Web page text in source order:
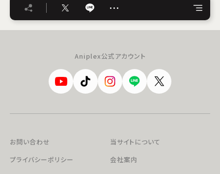
…
Aniplex公式アカウント
お問い合わせ
当サイトについて
プライバシーポリシー
会社案内